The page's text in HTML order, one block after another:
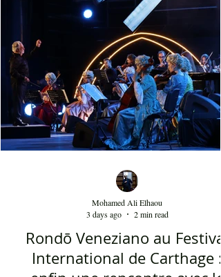
cette célébration, comprenant notamment les
youyous, les larmes de bonheur et les
applaudissements sincères. "Ya Loumima"
sans doute, à capturer toute l'ambivalence de
moment précieux grâce à une performance
Mohamed Ali Elhaou
3 days ago
2 min read